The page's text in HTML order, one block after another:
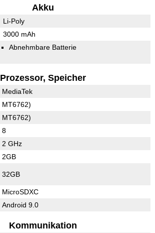
Akku
Li-Poly
3000 mAh
Abnehmbare Batterie
Prozessor, Speicher
MediaTek
MT6762)
MT6762)
8
2 GHz
2GB
32GB
MicroSDXC
Android 9.0
Kommunikation